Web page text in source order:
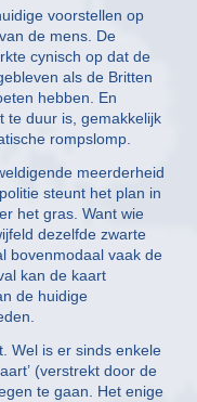
voorstellen op
de mens. De
cynisch op dat de
als de Britten
hebben. En
te duur is, gemakkelijk
rompslomp.
meerderheid
steunt het plan in
het gras. Want wie
dezelfde zwarte
bovenmodaal vaak de
kan de kaart
de huidige
Wel is er sinds enkele
(verstrekt door de
te gaan. Het enige